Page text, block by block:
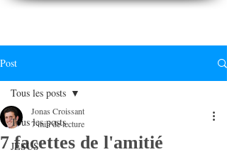
Post
Tous les posts
JESUS
Tous les posts
7 facettes de l'amitié
Jonas Croissant
7 min de lecture